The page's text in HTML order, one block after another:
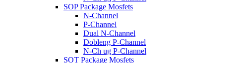
SOP Package Mosfets
N-Channel
P-Channel
Dual N-Channel
Dobleng P-Channel
N-Ch ug P-Channel
SOT Package Mosfets